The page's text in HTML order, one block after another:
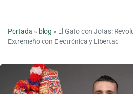
Portada » blog » El Gato con Jotas:
Extremeño con Electrónica y Libertad